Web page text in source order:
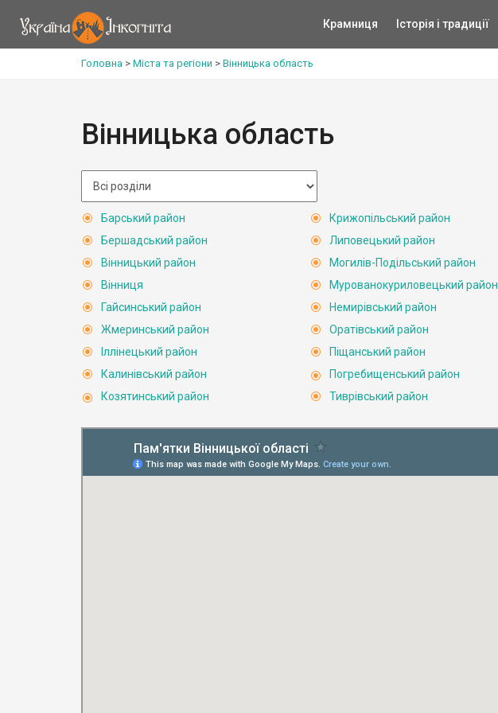
Крамниця Історія і традиції
Головна > Міста та регіони > Вінницька область
Вінницька область
Барський район
Бершадський район
Вінницький район
Вінниця
Гайсинський район
Жмеринський район
Іллінецький район
Калинівський район
Козятинський район
Крижопільський район
Липовецький район
Могилів-Подільський район
Мурованокуриловецький район
Немирівський район
Оратівський район
Піщанський район
Погребищенський район
Тиврівський район